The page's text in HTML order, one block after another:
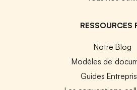
RESSOURCES
Notre Blog
Modèles de
Guides